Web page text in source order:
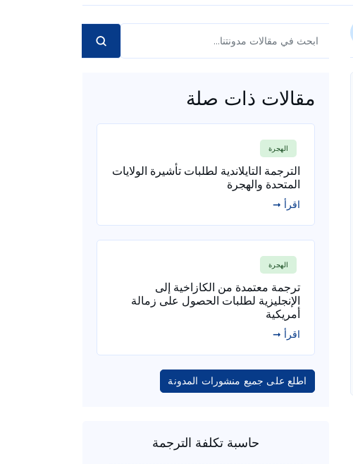
مقالات ذات صلة
الهجرة
الترجمة التايلاندية لطلبات تأشيرة الولايات
المتحدة والهجرة
اقرأ ➞
الهجرة
ترجمة معتمدة من الكازاخية إلى
الإنجليزية لطلبات الحصول على زمالة
أمريكية
اقرأ ➞
اطلع على جميع منشورات المدونة
حاسبة تكلفة الترجمة